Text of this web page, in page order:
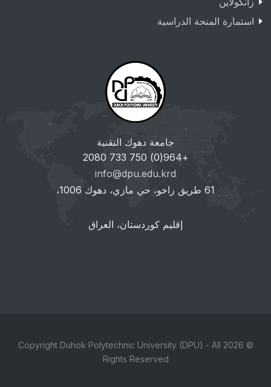
استمارة المنحة الدراسية
جامعة دهوك التقنية
+964(0) 750 733 2080
info@dpu.edu.krd
61 طريق زاخو، حي مازي، دهوك 1006،
إقليم كوردستان، العراق
© 2026 Copyright Duhok Polytechnic University (DPU) - All
Rights Reserved